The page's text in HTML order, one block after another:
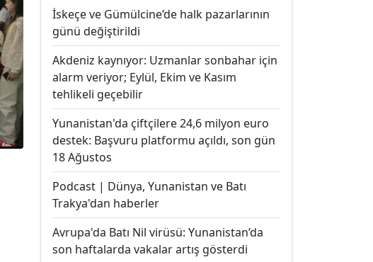
İskeçe ve Gümülcine’de halk pazarlarının
günü değiştirildi
Akdeniz kaynıyor: Uzmanlar sonbahar için
alarm veriyor; Eylül, Ekim ve Kasım
tehlikeli geçebilir
Yunanistan'da çiftçilere 24,6 milyon euro
destek: Başvuru platformu açıldı, son gün
18 Ağustos
Podcast | Dünya, Yunanistan ve Batı
Trakya'dan haberler
Avrupa'da Batı Nil virüsü: Yunanistan’da
son haftalarda vakalar artış gösterdi